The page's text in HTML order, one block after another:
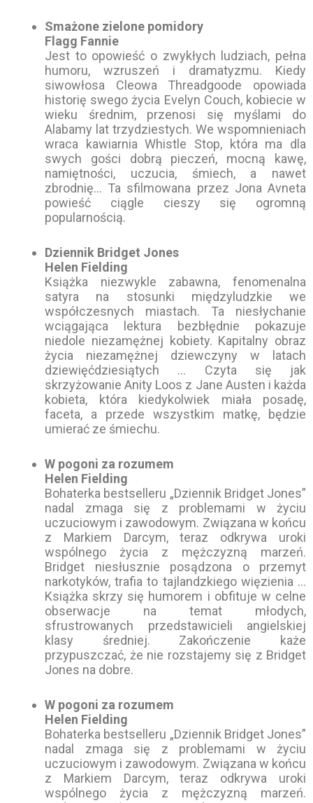
Smażone zielone pomidory
Flagg Fannie
Jest to opowieść o zwykłych ludziach, pełna
humoru, wzruszeń i dramatyzmu. Kiedy
siwowłosa Cleowa Threadgoode opowiada
historię swego życia Evelyn Couch, kobiecie w
wieku średnim, przenosi się myślami do
Alabamy lat trzydziestych. We wspomnieniach
wraca kawiarnia Whistle Stop, która ma dla
swych gości dobrą pieczeń, mocną kawę,
namiętności, uczucia, śmiech, a nawet
zbrodnię… Ta sfilmowana przez Jona Avneta
powieść ciągle cieszy się ogromną
popularnością.
Dziennik Bridget Jones
Helen Fielding
Książka niezwykle zabawna, fenomenalna
satyra na stosunki międzyludzkie we
współczesnych miastach. Ta niesłychanie
wciągająca lektura bezbłędnie pokazuje
niedole niezamężnej kobiety. Kapitalny obraz
życia niezamężnej dziewczyny w latach
dziewięćdziesiątych … Czyta się jak
skrzyżowanie Anity Loos z Jane Austen i każda
kobieta, która kiedykolwiek miała posadę,
faceta, a przede wszystkim matkę, będzie
umierać ze śmiechu.
W pogoni za rozumem
Helen Fielding
Bohaterka bestselleru „Dziennik Bridget Jones”
nadal zmaga się z problemami w życiu
uczuciowym i zawodowym. Związana w końcu
z Markiem Darcym, teraz odkrywa uroki
wspólnego życia z mężczyzną marzeń.
Bridget niesłusznie posądzona o przemyt
narkotyków, trafia to tajlandzkiego więzienia …
Książka skrzy się humorem i obfituje w celne
obserwacje na temat młodych,
sfrustrowanych przedstawicieli angielskiej
klasy średniej. Zakończenie każe
przypuszczać, że nie rozstajemy się z Bridget
Jones na dobre.
W pogoni za rozumem
Helen Fielding
Bohaterka bestselleru „Dziennik Bridget Jones”
nadal zmaga się z problemami w życiu
uczuciowym i zawodowym. Związana w końcu
z Markiem Darcym, teraz odkrywa uroki
wspólnego życia z mężczyzną marzeń.